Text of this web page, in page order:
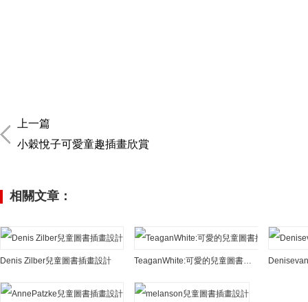
上一篇
小穀悅子可愛童趣插畫欣賞
相關文章：
Denis Zilber兒童圖書插畫設計 TeaganWhite:可愛的兒童圖書插畫